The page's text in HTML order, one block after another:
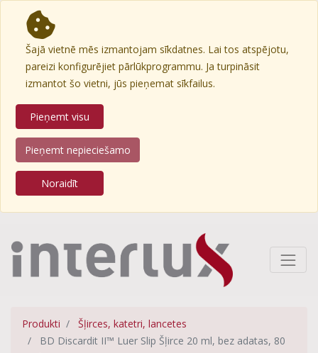
Šajā vietnē mēs izmantojam sīkdatnes. Lai tos atspējotu,
pareizi konfigurējiet pārlūkprogrammu. Ja turpināsit
izmantot šo vietni, jūs pieņemat sīkfailus.
Pieņemt visu
Pieņemt nepieciešamo
Noraidīt
Produkti
Šļirces, katetri, lancetes
BD Discardit II™ Luer Slip Šļirce 20 ml, bez adatas, 80